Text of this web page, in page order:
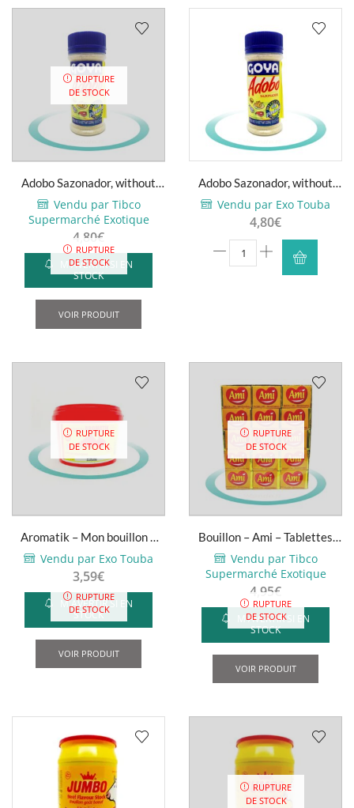
RUPTURE
DE STOCK
Adobo Sazonador, without
pepper – Goya – 226g
Vendu par Tibco
Supermarché Exotique
4,80€
RUPTURE
DE STOCK
M'AVERTIR SI EN
STOCK
VOIR PRODUIT
Adobo Sazonador, without
pepper – Goya – 226g
Vendu par Exo Touba
4,80€
quantité
de
-
Goya
-
226g
RUPTURE
DE STOCK
Aromatik – Mon bouillon –
500g
Vendu par Exo Touba
3,59€
RUPTURE
DE STOCK
M'AVERTIR SI EN
STOCK
VOIR PRODUIT
RUPTURE
DE STOCK
Bouillon – Ami – Tablettes
(x60)
Vendu par Tibco
Supermarché Exotique
4,95€
RUPTURE
DE STOCK
M'AVERTIR SI EN
STOCK
VOIR PRODUIT
RUPTURE
DE STOCK